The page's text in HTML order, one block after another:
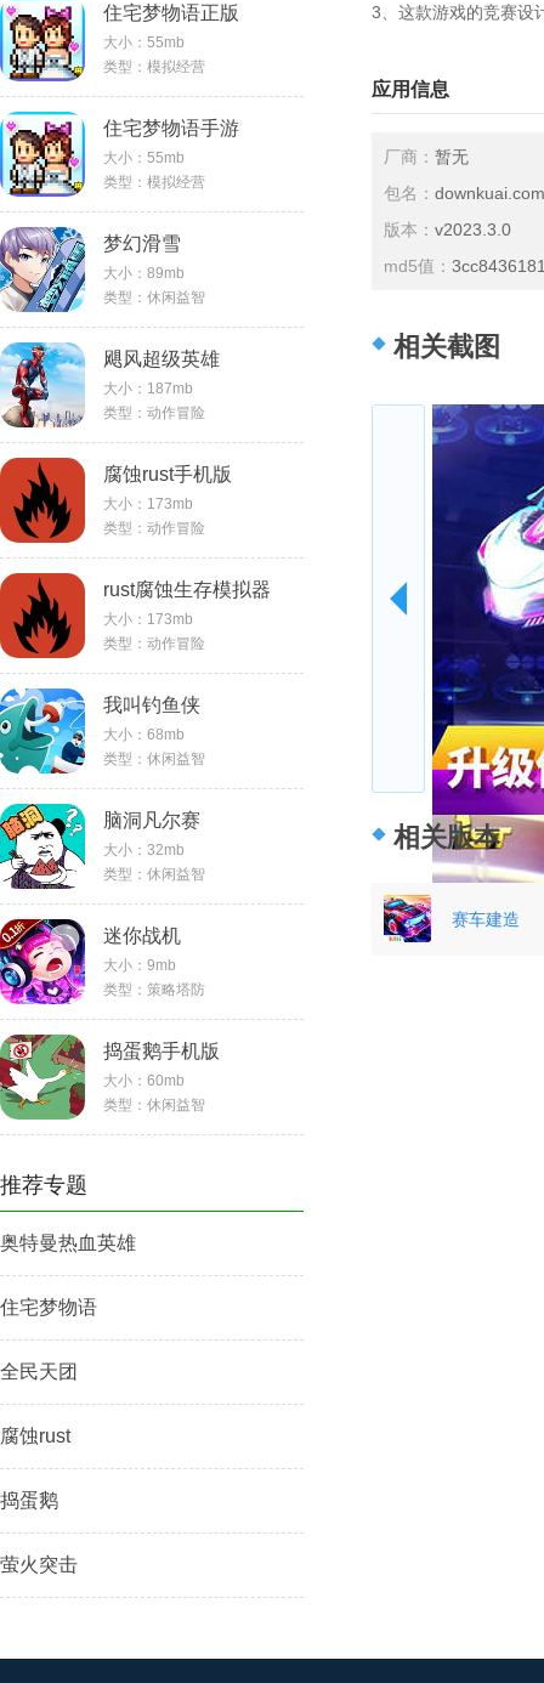
住宅梦物语正版
大小：55mb
类型：模拟经营
住宅梦物语手游
大小：55mb
类型：模拟经营
梦幻滑雪
大小：89mb
类型：休闲益智
飓风超级英雄
大小：187mb
类型：动作冒险
腐蚀rust手机版
大小：173mb
类型：动作冒险
rust腐蚀生存模拟器
大小：173mb
类型：动作冒险
我叫钓鱼侠
大小：68mb
类型：休闲益智
脑洞凡尔赛
大小：32mb
类型：休闲益智
迷你战机
大小：9mb
类型：策略塔防
捣蛋鹅手机版
大小：60mb
类型：休闲益智
推荐专题
奥特曼热血英雄
住宅梦物语
全民天团
腐蚀rust
捣蛋鹅
萤火突击
3、这款游戏的竞赛设
应用信息
厂商： 暂无
包名：
版本： v2023.3.0
md5值：
相关截图
相关版本
赛车建造